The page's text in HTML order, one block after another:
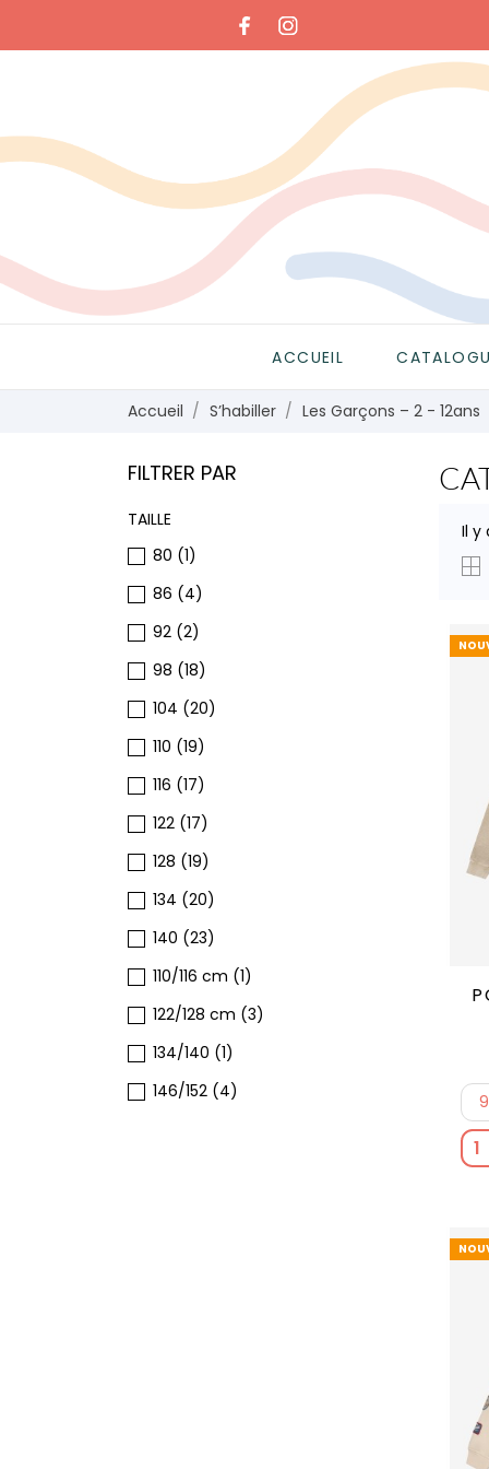
ACCUEIL
Accueil S’habiller Les Garçons – 2 - 12ans
FILTRER PAR
TAILLE
80 (1)
86 (4)
92 (2)
98 (18)
104 (20)
110 (19)
116 (17)
122 (17)
128 (19)
134 (20)
140 (23)
110/116 cm (1)
122/128 cm (3)
134/140 (1)
146/152 (4)
Il y